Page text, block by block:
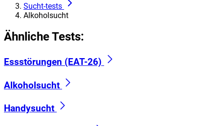
Sucht-tests
Alkoholsucht
Ähnliche Tests:
Essstörungen (EAT-26)
Alkoholsucht
Handysucht